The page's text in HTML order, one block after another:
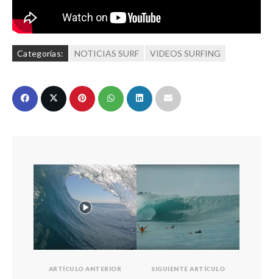
Categorías: NOTICIAS SURF VIDEOS SURFING
ARTÍCULO ANTERIOR SIGUIENTE ARTÍCULO